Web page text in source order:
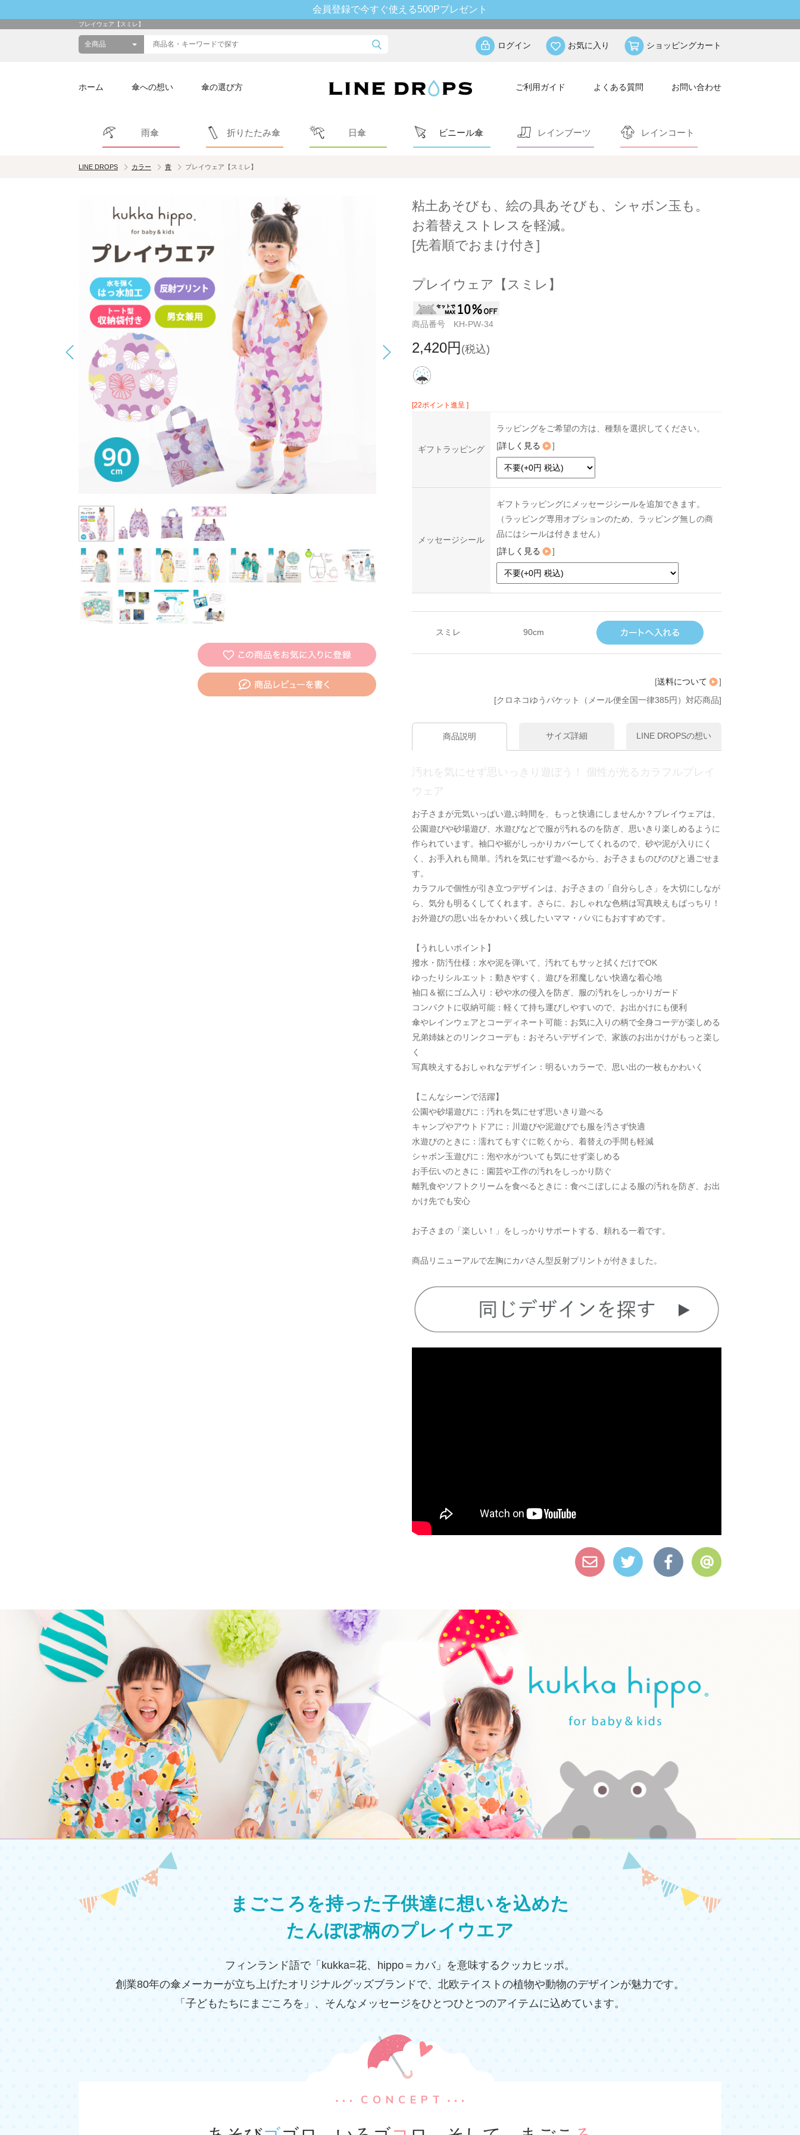
会員登録で今すぐ使える500Pプレゼント
プレイウェア【スミレ】
ログイン お気に入り ショッピングカート
ホーム 傘への想い 傘の選び方 ご利用ガイド よくある質問 お問い合わせ
雨傘 折りたたみ傘 日傘 ビニール傘 レインブーツ レインコート
LINE DROPS カラー 青 プレイウェア【スミレ】
粘土あそびも、絵の具あそびも、シャボン玉も。
お着替えストレスを軽減。
[先着順でおまけ付き]
プレイウェア【スミレ】
商品番号 KH-PW-34
2,420円 (税込)
[22ポイント進呈 ]
ギフトラッピング
ラッピングをご希望の方は、種類を選択してください。
[詳しく見る ]
メッセージシール
ギフトラッピングにメッセージシールを追加できます。
（ラッピング専用オプションのため、ラッピング無しの商
品にはシールは付きません）
[詳しく見る ]
スミレ 90cm
[送料について
]
[クロネコゆうパケット（メール便全国一律385円）対応商品]
商品説明 サイズ詳細 LINE DROPSの想い
汚れを気にせず思いっきり遊ぼう！ 個性が光るカラフルプレイ
ウェア
お子さまが元気いっぱい遊ぶ時間を、もっと快適にしませんか？プレイウェアは、
公園遊びや砂場遊び、水遊びなどで服が汚れるのを防ぎ、思いきり楽しめるように
作られています。袖口や裾がしっかりカバーしてくれるので、砂や泥が入りにく
く、お手入れも簡単。汚れを気にせず遊べるから、お子さまものびのびと過ごせま
す。
カラフルで個性が引き立つデザインは、お子さまの「自分らしさ」を大切にしなが
ら、気分も明るくしてくれます。さらに、おしゃれな色柄は写真映えもばっちり！
お外遊びの思い出をかわいく残したいママ・パパにもおすすめです。
【うれしいポイント】
撥水・防汚仕様：水や泥を弾いて、汚れてもサッと拭くだけでOK
ゆったりシルエット：動きやすく、遊びを邪魔しない快適な着心地
袖口＆裾にゴム入り：砂や水の侵入を防ぎ、服の汚れをしっかりガード
コンパクトに収納可能：軽くて持ち運びしやすいので、お出かけにも便利
傘やレインウェアとコーディネート可能：お気に入りの柄で全身コーデが楽しめる
兄弟姉妹とのリンクコーデも：おそろいデザインで、家族のお出かけがもっと楽し
く
写真映えするおしゃれなデザイン：明るいカラーで、思い出の一枚もかわいく
【こんなシーンで活躍】
公園や砂場遊びに：汚れを気にせず思いきり遊べる
キャンプやアウトドアに：川遊びや泥遊びでも服を汚さず快適
水遊びのときに：濡れてもすぐに乾くから、着替えの手間も軽減
シャボン玉遊びに：泡や水がついても気にせず楽しめる
お手伝いのときに：園芸や工作の汚れをしっかり防ぐ
離乳食やソフトクリームを食べるときに：食べこぼしによる服の汚れを防ぎ、お出
かけ先でも安心
お子さまの「楽しい！」をしっかりサポートする、頼れる一着です。
商品リニューアルで左胸にカバさん型反射プリントが付きました。
まごころを持った子供達に想いを込めた
たんぽぽ柄のプレイウエア
フィンランド語で「kukka=花、hippo＝カバ」を意味するクッカヒッポ。
創業80年の傘メーカーが立ち上げたオリジナルグッズブランドで、北欧テイストの植物や動物のデザインが魅力です。
「子どもたちにまごころを」、そんなメッセージをひとつひとつのアイテムに込めています。
CONCEPT